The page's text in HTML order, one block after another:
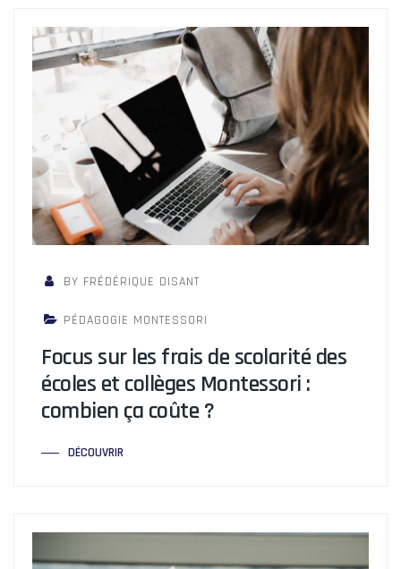
BY FRÉDÉRIQUE DISANT
PÉDAGOGIE MONTESSORI
Focus sur les frais de scolarité des
écoles et collèges Montessori :
combien ça coûte ?
DÉCOUVRIR